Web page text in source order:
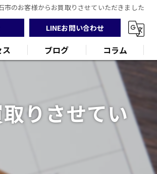
市のお客様からお買取りさせていただきました
LINEお問い合わせ
ス ブログ コラム
りさせてい